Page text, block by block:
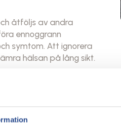
åtföljs av andra
ennoggrann
symtom. Att ignorera
hälsan på lång sikt.
om den åtföljs av
utföraen noggrann
symtom. Att ignorera
hälsan på lång sikt.